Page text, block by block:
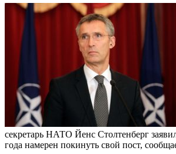
секретарь НАТО Йенс Столтенберг
года намерен покинуть свой пост,